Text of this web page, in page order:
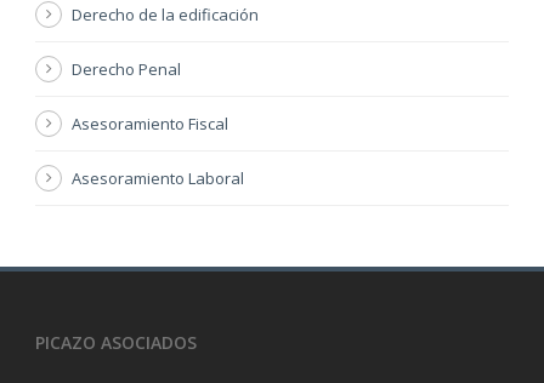
Derecho de la edificación
Derecho Penal
Asesoramiento Fiscal
Asesoramiento Laboral
PICAZO ASOCIADOS